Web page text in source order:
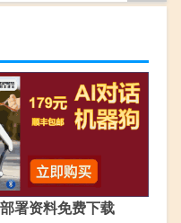
署资料免费下载